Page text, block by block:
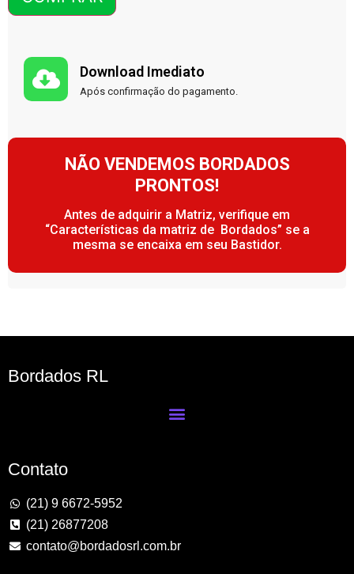
Download Imediato
Após confirmação do pagamento.
NÃO VENDEMOS BORDADOS
PRONTOS!
Antes de adquirir a Matriz, verifique em
“Características da matriz de Bordados” se a
mesma se encaixa em seu Bastidor.
Bordados RL
Contato
(21) 9 6672-5952
(21) 26877208
contato@bordadosrl.com.br